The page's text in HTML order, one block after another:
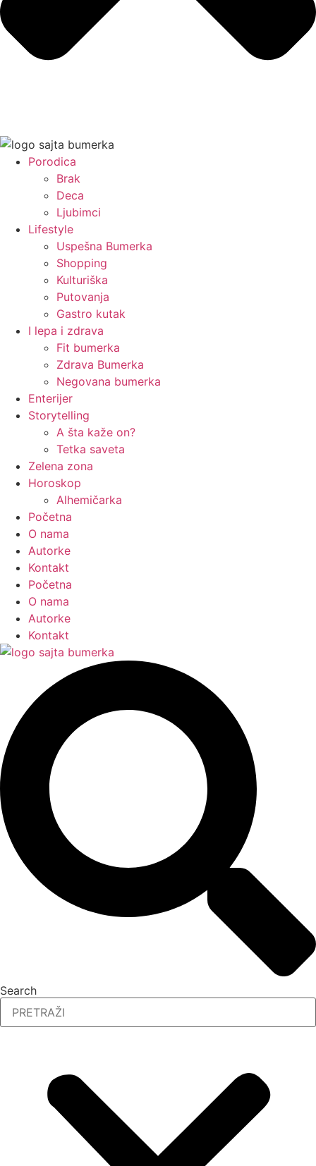
Porodica
Brak
Deca
Ljubimci
Lifestyle
Uspešna Bumerka
Shopping
Kulturiška
Putovanja
Gastro kutak
I lepa i zdrava
Fit bumerka
Zdrava Bumerka
Negovana bumerka
Enterijer
Storytelling
A šta kaže on?
Tetka saveta
Zelena zona
Horoskop
Alhemičarka
Početna
O nama
Autorke
Kontakt
Početna
O nama
Autorke
Kontakt
Search